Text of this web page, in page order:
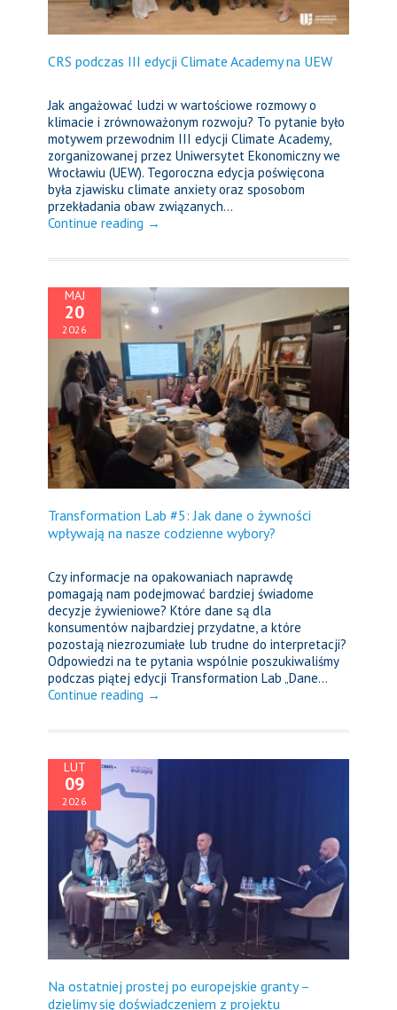
CRS podczas III edycji Climate Academy na UEW
Jak angażować ludzi w wartościowe rozmowy o
klimacie i zrównoważonym rozwoju? To pytanie było
motywem przewodnim III edycji Climate Academy,
zorganizowanej przez Uniwersytet Ekonomiczny we
Wrocławiu (UEW). Tegoroczna edycja poświęcona
była zjawisku climate anxiety oraz sposobom
przekładania obaw związanych...
Continue reading →
MAJ
20
2026
Transformation Lab #5: Jak dane o żywności
wpływają na nasze codzienne wybory?
Czy informacje na opakowaniach naprawdę
pomagają nam podejmować bardziej świadome
decyzje żywieniowe? Które dane są dla
konsumentów najbardziej przydatne, a które
pozostają niezrozumiałe lub trudne do interpretacji?
Odpowiedzi na te pytania wspólnie poszukiwaliśmy
podczas piątej edycji Transformation Lab „Dane...
Continue reading →
LUT
09
2026
Na ostatniej prostej po europejskie granty –
dzielimy się doświadczeniem z projektu